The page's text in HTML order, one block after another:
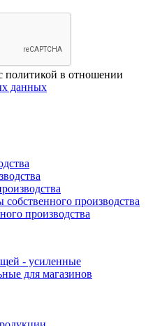
политикой в отношении
данных
производства
производства
- усиленные
для магазинов